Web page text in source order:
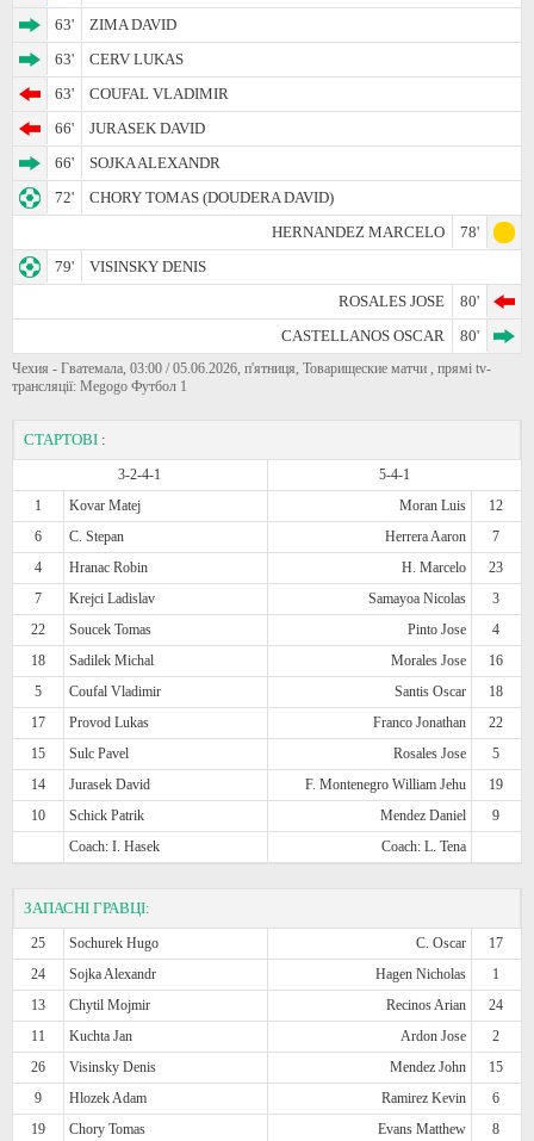
63'
ZIMA DAVID
63'
CERV LUKAS
63'
COUFAL VLADIMIR
66'
JURASEK DAVID
66'
SOJKA ALEXANDR
72'
CHORY TOMAS (DOUDERA DAVID)
HERNANDEZ MARCELO
78'
79'
VISINSKY DENIS
ROSALES JOSE
80'
CASTELLANOS OSCAR
80'
Чехия - Гватемала, 03:00 / 05.06.2026, п'ятниця, Товарищеские матчи , прямі tv-
трансляції: Megogo Футбол 1
СТАРТОВІ :
3-2-4-1
5-4-1
1
Kovar Matej Moran Luis
12
6
C. Stepan Herrera Aaron
7
4
Hranac Robin H. Marcelo
23
7
Krejci Ladislav Samayoa Nicolas
3
22
Soucek Tomas Pinto Jose
4
18
Sadilek Michal Morales Jose
16
5
Coufal Vladimir Santis Oscar
18
17
Provod Lukas Franco Jonathan
22
15
Sulc Pavel Rosales Jose
5
14
Jurasek David F. Montenegro William Jehu
19
10
Schick Patrik Mendez Daniel
9
Coach: I. Hasek
Coach: L. Tena
ЗАПАСНІ ГРАВЦІ:
25 Sochurek Hugo C. Oscar
17
24
Sojka Alexandr Hagen Nicholas
1
13
Chytil Mojmir Recinos Arian
24
11
Kuchta Jan Ardon Jose
2
26
Visinsky Denis Mendez John
15
9
Hlozek Adam Ramirez Kevin
6
19
Chory Tomas Evans Matthew
8